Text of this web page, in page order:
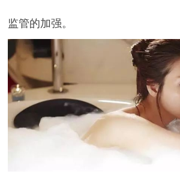
监管的加强。